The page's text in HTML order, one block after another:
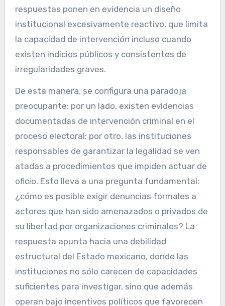
respuestas ponen en evidencia un diseño
institucional excesivamente reactivo, que limita
la capacidad de intervención incluso cuando
existen indicios públicos y consistentes de
irregularidades graves.
De esta manera, se configura una paradoja
preocupante: por un lado, existen evidencias
documentadas de intervención criminal en el
proceso electoral; por otro, las instituciones
responsables de garantizar la legalidad se ven
atadas a procedimientos que impiden actuar de
oficio. Esto lleva a una pregunta fundamental:
¿cómo es posible exigir denuncias formales a
actores que han sido amenazados o privados de
su libertad por organizaciones criminales? La
respuesta apunta hacia una debilidad
estructural del Estado mexicano, donde las
instituciones no sólo carecen de capacidades
suficientes para investigar, sino que además
operan bajo incentivos políticos que favorecen